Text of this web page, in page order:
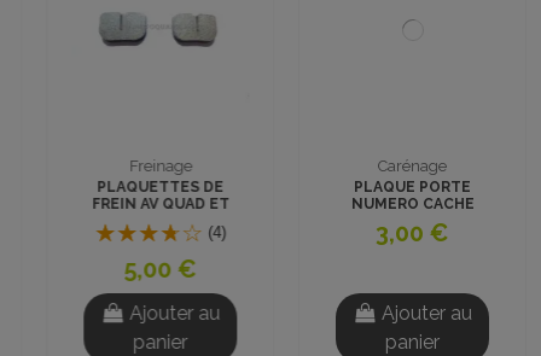
Carénage
PLAQUE PORTE
NUMERO CACHE
PONTETS
3,00 €
Ajouter au
panier
Fin de Serie
Carénage Frontal
Noir Mini Quad Tox
Crawler
Ajouter au
panier